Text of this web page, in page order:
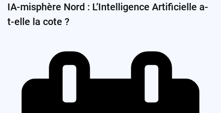
IA-misphère Nord : L’Intelligence Artificielle a-
t-elle la cote ?